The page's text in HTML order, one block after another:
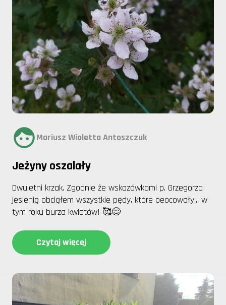
Mariusz Wioletta Antoszczuk
Jeżyny oszalały
Dwuletni krzak. Zgodnie że wskazówkami p. Grzegorza
jesienią obciąłem wszystkie pędy, które oeocowały... w
tym roku burza kwiatów! 🥰😊
Czytaj więcej